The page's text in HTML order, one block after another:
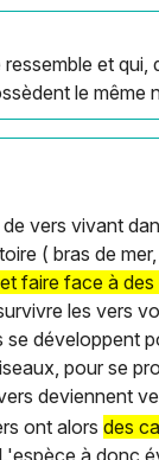
et
le même
vers vivant
( bras de
faire face à
les vers
développent
pour se
deviennent
ont alorsdes
L'espèce à donc